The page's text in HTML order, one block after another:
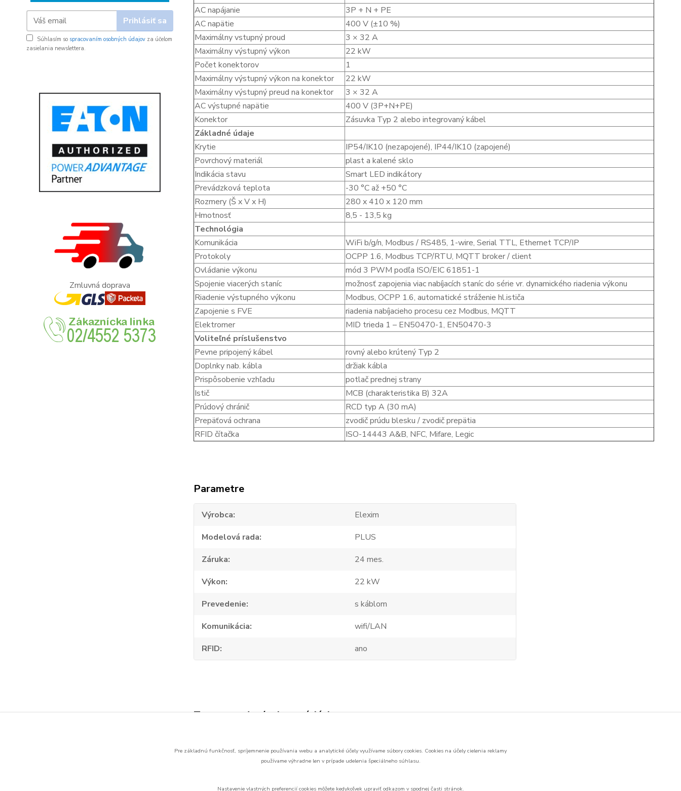
Prihlásiť sa
Súhlasím so spracovaním osobných údajov za účelom
zasielania newslettera.
Zmluvná doprava
AC napájanie
3P + N + PE
AC napätie
400 V (±10 %)
Maximálny vstupný proud
3 × 32 A
Maximálny výstupný výkon
22 kW
Počet konektorov
1
Maximálny výstupný výkon na konektor
22 kW
Maximálny výstupný preud na konektor
3 × 32 A
AC výstupné napätie
400 V (3P+N+PE)
Konektor
Zásuvka Typ 2 alebo integrovaný kábel
Základné údaje
Krytie
IP54/IK10 (nezapojené), IP44/IK10 (zapojené)
Povrchový materiál
plast a kalené sklo
Indikácia stavu
Smart LED indikátory
Prevádzková teplota
-30 °C až +50 °C
Rozmery (Š x V x H)
280 x 410 x 120 mm
Hmotnosť
8,5 - 13,5 kg
Technológia
Komunikácia
WiFi b/g/n, Modbus / RS485, 1-wire, Serial TTL, Ethernet TCP/IP
Protokoly
OCPP 1.6, Modbus TCP/RTU, MQTT broker / client
Ovládanie výkonu
mód 3 PWM podľa ISO/EIC 61851-1
Spojenie viacerých staníc
možnosť zapojenia viac nabíjacích staníc do série vr. dynamického riadenia výkonu
Riadenie výstupného výkonu
Modbus, OCPP 1.6, automatické stráženie hl.ističa
Zapojenie s FVE
riadenia nabíjacieho procesu cez Modbus, MQTT
Elektromer
MID trieda 1 – EN50470-1, EN50470-3
Voliteľné príslušenstvo
Pevne pripojený kábel
rovný alebo krútený Typ 2
Doplnky nab. kábla
držiak kábla
Prispôsobenie vzhľadu
potlač prednej strany
Istič
MCB (charakteristika B) 32A
Prúdový chránič
RCD typ A (30 mA)
Prepäťová ochrana
zvodič prúdu blesku / zvodič prepätia
RFID čítačka
ISO-14443 A&B, NFC, Mifare, Legic
Parametre
Výrobca
Elexim
Modelová rada
PLUS
Záruka
24 mes.
Výkon
22 kW
Prevedenie
s káblom
Komunikácia
wifi/LAN
RFID
ano
Tovar zaradený v kategóriách
elektromobily
Pre základnú funkčnosť, spríjemnenie používania webu a analytické účely využívame súbory cookies. Cookies na účely cielenia reklamy
používame výhradne len v prípade udelenia špeciálneho súhlasu.
Nastavenie vlastných preferencií cookies môžete kedykoľvek upraviť odkazom v spodnej časti stránok.